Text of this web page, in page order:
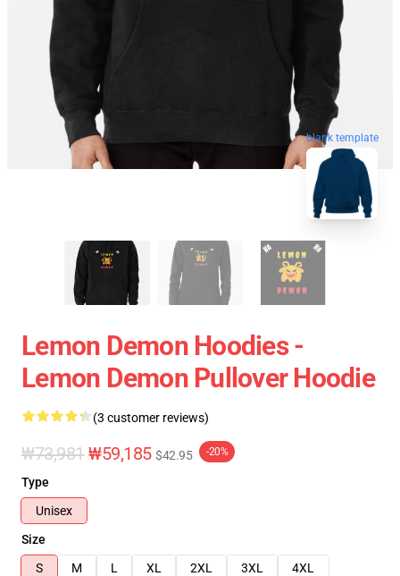
blank template
Lemon Demon Hoodies -
Lemon Demon Pullover Hoodie
(3 customer reviews)
₩73,981 ₩59,185 $42.95 -20%
Type
Unisex
Size
S
M L XL 2XL 3XL
4XL